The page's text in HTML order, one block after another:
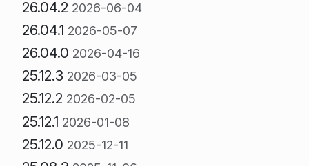
26.04.2 2026-06-04
26.04.1 2026-05-07
26.04.0 2026-04-16
25.12.3 2026-03-05
25.12.2 2026-02-05
25.12.1 2026-01-08
25.12.0 2025-12-11